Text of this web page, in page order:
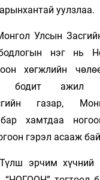
уулзлаа.
Улсын
нэг нь
хөгжлийн
бодит ажил
газар,
хамтдаа
гэрэл асааж
эрчим хүчний